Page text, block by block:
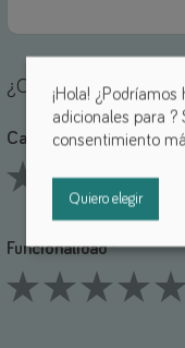
¿Cómo valorarías
Calidad *
2 Stars3 Stars4 Stars
Funcionalidad *
¡Hola!
adicionales para ?
consentimiento
Quiero elegir